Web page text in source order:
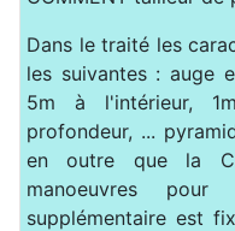
Dans le traité les
les suivantes : auge
5m à l'intérieur,
profondeur, ...
en outre que la
manoeuvres
supplémentaire est